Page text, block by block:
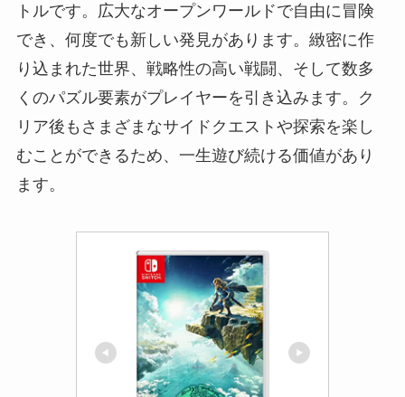
トルです。広大なオープンワールドで自由に冒険
でき、何度でも新しい発見があります。緻密に作
り込まれた世界、戦略性の高い戦闘、そして数多
くのパズル要素がプレイヤーを引き込みます。ク
リア後もさまざまなサイドクエストや探索を楽し
むことができるため、一生遊び続ける価値があり
ます。